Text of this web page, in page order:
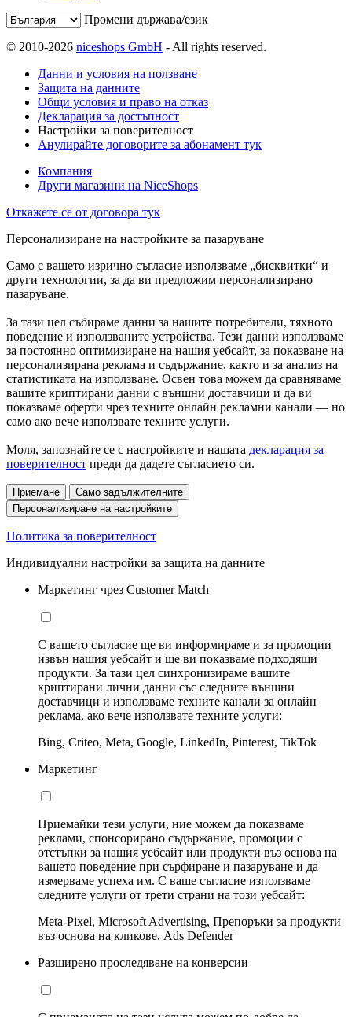
Промени държава/език
© 2010-2026 niceshops GmbH - All rights reserved.
Данни и условия на ползване
Защита на данните
Общи условия и право на отказ
Декларация за достъпност
Настройки за поверителност
Анулирайте договорите за абонамент тук
Компания
Други магазини на NiceShops
Откажете се от договора тук
Персонализиране на настройките за пазаруване
Само с вашето изрично съгласие използваме „бисквитки“ и
други технологии, за да ви предложим персонализирано
пазаруване.
За тази цел събираме данни за нашите потребители, тяхното
поведение и използваните устройства. Тези данни използваме
за постоянно оптимизиране на нашия уебсайт, за показване на
персонализирана реклама и съдържание, както и за анализ на
статистиката на използване. Освен това можем да сравняваме
вашите криптирани данни с външни доставчици и да ви
показваме оферти чрез техните онлайн рекламни канали — но
само ако вече използвате техните услуги.
Моля, запознайте се с настройките и нашата декларация за
поверителност преди да дадете съгласието си.
Приемане
Само задължителните
Персонализиране на настройките
Политика за поверителност
Индивидуални настройки за защита на данните
Маркетинг чрез Customer Match
С вашето съгласие ще ви информираме и за промоции
извън нашия уебсайт и ще ви показваме подходящи
продукти. За тази цел синхронизираме вашите
криптирани лични данни със следните външни
доставчици и използваме техните канали за онлайн
реклама, ако вече използвате техните услуги:
Bing, Criteo, Meta, Google, LinkedIn, Pinterest, TikTok
Маркетинг
Приемайки тези услуги, ние можем да показваме
реклами, спонсорирано съдържание, промоции с
отстъпки за нашия уебсайт или продукти въз основа на
вашето поведение при сърфиране и пазаруване и да
измерваме успеха им. С ваше съгласие използваме
следните услуги от трети страни на този уебсайт:
Meta-Pixel, Microsoft Advertising, Препоръки за продукти
въз основа на кликове, Ads Defender
Разширено проследяване на конверсии